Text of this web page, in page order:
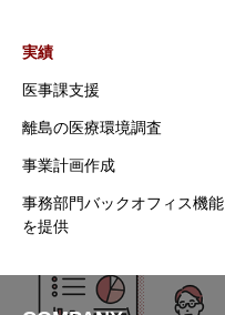
実績
医事課支援
離島の医療環境調査
事業計画作成
事務部門バックオフィス機能
を提供